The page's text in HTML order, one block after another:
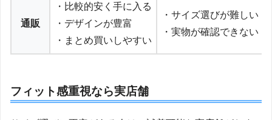
通販
・比較的安く手に入る
・デザインが豊富
・まとめ買いしやすい
・サイズ選びが難しい
・実物が確認できない
フィット感重視なら実店舗